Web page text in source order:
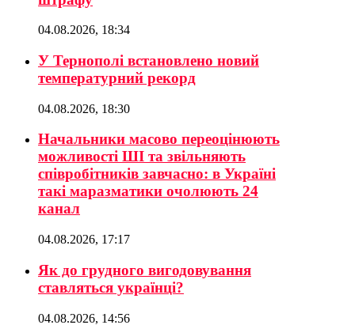
04.08.2026, 18:34
У Тернополі встановлено новий
температурний рекорд
04.08.2026, 18:30
Начальники масово переоцінюють
можливості ШІ та звільняють
співробітників завчасно: в Україні
такі маразматики очолюють 24
канал
04.08.2026, 17:17
Як до грудного вигодовування
ставляться українці?
04.08.2026, 14:56